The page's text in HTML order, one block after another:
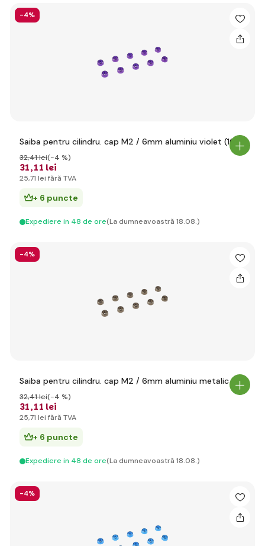
-4%
Saiba pentru cilindru. cap M2 / 6mm aluminiu violet (10)
31,11 lei
32,41 lei(-4 %)
25,71 lei fără TVA
+ 6 puncte
Expediere in 48 de ore(La dumneavoastră 18.08.)
-4%
Saiba pentru cilindru. cap M2 / 6mm aluminiu metalic (10)
31,11 lei
32,41 lei(-4 %)
25,71 lei fără TVA
+ 6 puncte
Expediere in 48 de ore(La dumneavoastră 18.08.)
-4%